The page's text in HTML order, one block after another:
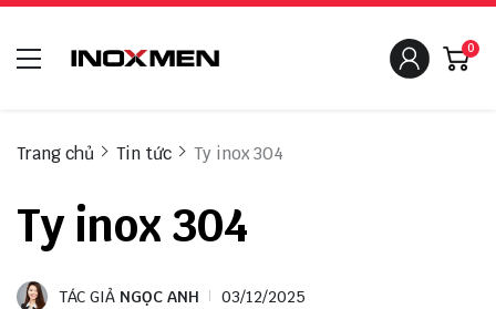
0
Trang chủ Tin tức Ty inox 304
Ty inox 304
TÁC GIẢ NGỌC ANH 03/12/2025